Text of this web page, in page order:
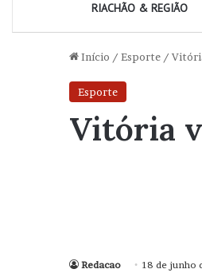
RIACHÃO & REGIÃO
Início / Esporte /
Esporte
Vitória
Redacao 18 de junho